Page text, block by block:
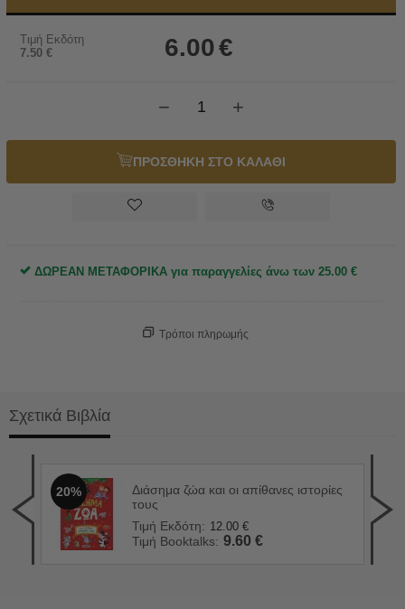
Τιμή Εκδότη
7.50 € 6.00€
+
−
ΠΡΟΣΘΗΚΗ ΣΤΟ ΚΑΛΑΘΙ
ΔΩΡΕΑΝ ΜΕΤΑΦΟΡΙΚΑ για παραγγελίες άνω των 25.00 €
Τρόποι πληρωμής
Σχετικά Βιβλία
20%
Διάσημα ζώα και οι απίθανες ιστορίες
τους
Τιμή Εκδότη: 12.00 €
Τιμή Booktalks: 9.60 €